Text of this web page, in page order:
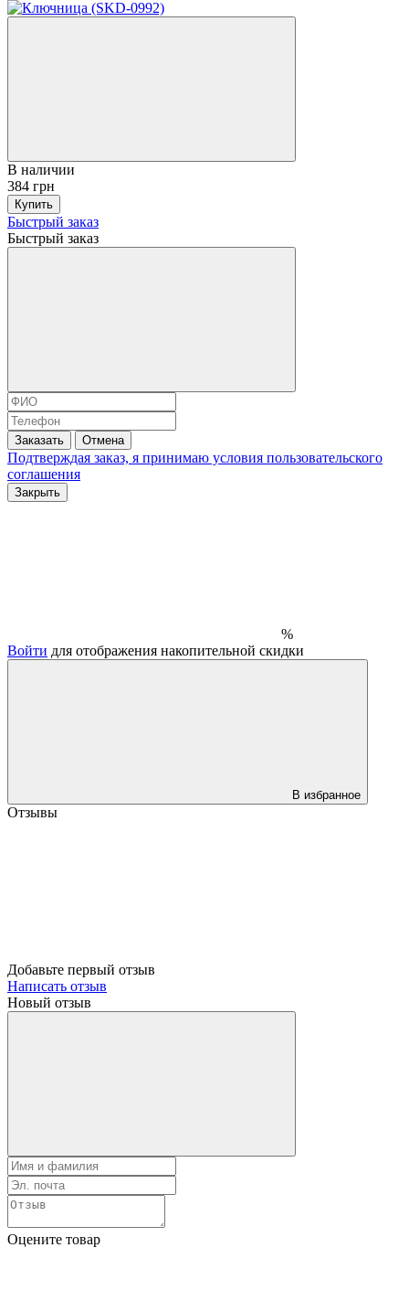
В наличии
384 грн
Купить
Быстрый заказ
Быстрый заказ
Заказать Отмена
Подтверждая заказ, я принимаю условия пользовательского
соглашения
Закрыть
%
Войти для отображения накопительной скидки
В избранное
Отзывы
Добавьте первый отзыв
Написать отзыв
Новый отзыв
Оцените товар